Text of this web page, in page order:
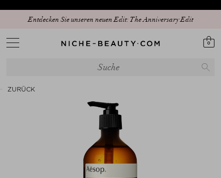
15% PEAK HOLIDAY - The best beauty sale of the season is here! | Code:
SUNSHINE15
Entdecken Sie unseren neuen Edit: The Anniversary Edit
0
ZURÜCK